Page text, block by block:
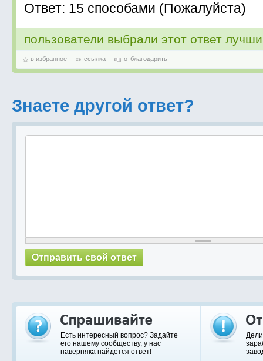
Ответ: 15 способами (Пожалуйста)
пользователи выбрали этот ответ
в избранное ссылка отблагодарить
Знаете другой ответ?
Есть интересный вопрос? Задайте
его нашему сообществу, у нас
наверняка найдется ответ!